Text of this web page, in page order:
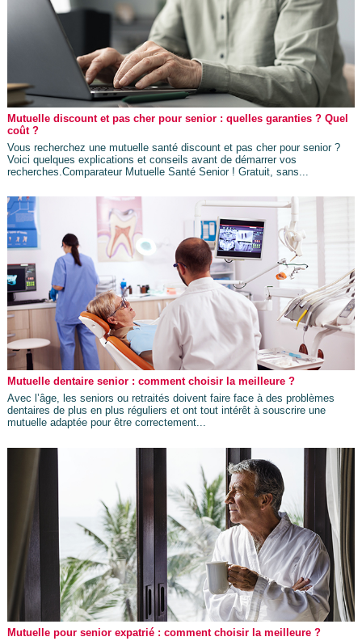
Mutuelle discount et pas cher pour senior : quelles garanties ? Quel
coût ?
Vous recherchez une mutuelle santé discount et pas cher pour senior ?
Voici quelques explications et conseils avant de démarrer vos
recherches.Comparateur Mutuelle Santé Senior ! Gratuit, sans...
Mutuelle dentaire senior : comment choisir la meilleure ?
Avec l’âge, les seniors ou retraités doivent faire face à des problèmes
dentaires de plus en plus réguliers et ont tout intérêt à souscrire une
mutuelle adaptée pour être correctement...
Mutuelle pour senior expatrié : comment choisir la meilleure ?